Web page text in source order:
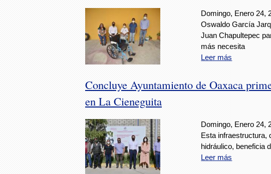
Domingo, Enero 24,
Oswaldo García
Juan Chapultepec
más necesita
Leer más
Concluye Ayuntamiento de Oaxaca
en La Cieneguita
Domingo, Enero 24,
Esta infraestructura,
hidráulico, beneficia
Leer más